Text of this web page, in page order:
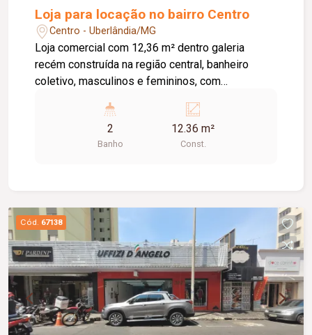
Loja para locação no bairro Centro
Centro - Uberlândia/MG
Loja comercial com 12,36 m² dentro galeria
recém construída na região central, banheiro
coletivo, masculinos e femininos, com
lojas grandes e espaçosas, corredores largos,
praça de alimentação, WI-FI, zelador e sistema
de monitoramento.
2
Banho
12.36 m²
Const.
Cód. 67138